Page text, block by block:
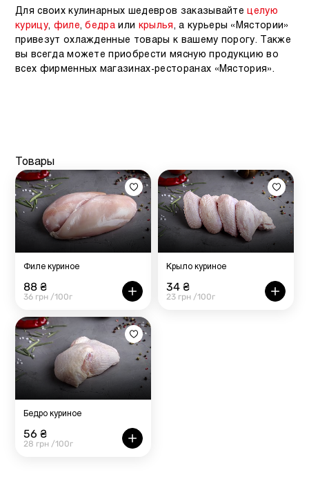
Для своих кулинарных шедевров заказывайтецелую
курицу, филе,бедра или крылья, а курьеры «Мястории»
привезут охлажденные товары к вашему порогу. Также
вы всегда можете приобрести мясную продукцию во
всех фирменных магазинах-ресторанах «Мястория».
Товары
Филе куриное
88 ₴
36 грн /100г
Крыло куриное
34 ₴
23 грн /100г
Бедро куриное
56 ₴
28 грн /100г